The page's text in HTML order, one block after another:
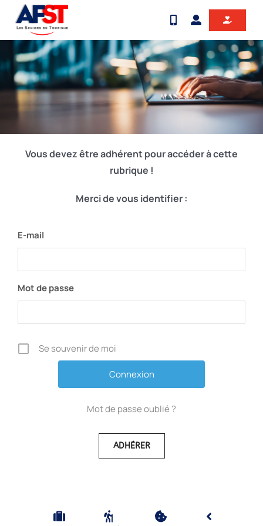
Passer
contenu
Vous devez être adhérent pour accéder à cette
rubrique !
Merci de vous identifier :
E-mail
Mot de passe
Se souvenir de moi
Mot de passe oublié ?
ADHÉRER